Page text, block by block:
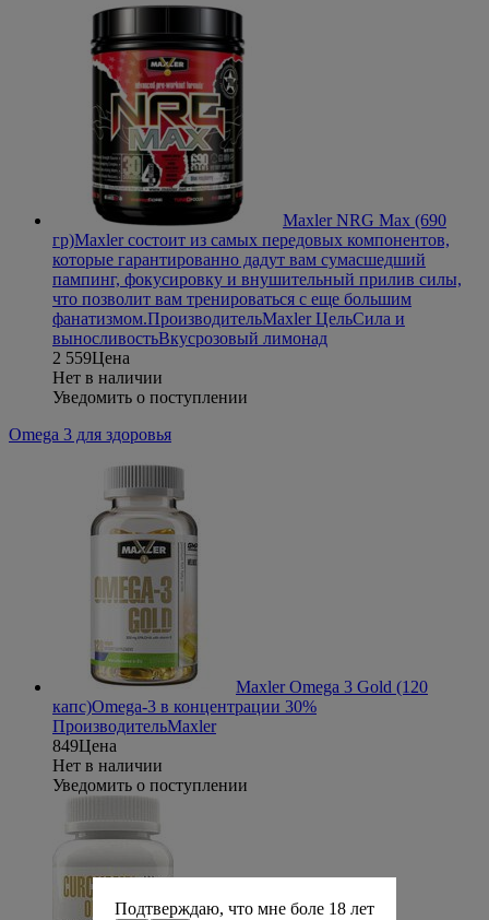
Maxler NRG Max (690
гр)Maxler состоит из самых передовых компонентов,
которые гарантированно дадут вам сумасшедший
пампинг, фокусировку и внушительный прилив силы,
что позволит вам тренироваться с еще большим
фанатизмом.ПроизводительMaxler ЦельСила и
выносливостьВкусрозовый лимонад
2 559Цена
Нет в наличии
Уведомить о поступлении
Omega 3 для здоровья
Maxler Omega 3 Gold (120
капс)Omega-3 в концентрации 30%
ПроизводительMaxler
849Цена
Нет в наличии
Уведомить о поступлении
Подтверждаю, что мне боле 18 лет